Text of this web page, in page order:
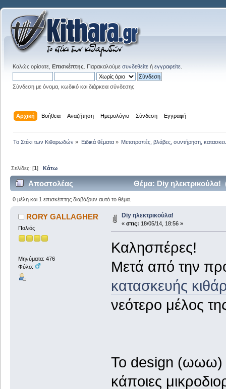
Καλώς ορίσατε, Επισκέπτης . Παρακαλούμε συνδεθείτε ή εγγραφείτε
Σύνδεση με όνομα, κωδικό και διάρκεια σύνδεσης
Αρχική Βοήθεια Αναζήτηση Ημερολόγιο Σύνδεση Εγγραφή
Το Στέκι των Κιθαρωδών » Ειδικά θέματα» Μετατροπές, βλάβες, συντήρηση,
Σελίδες: [1]Κάτω
Αποστολέας Θέμα: Diy
0 μέλη και 1 επισκέπτης διαβάζουν αυτό το θέμα.
RORY GALLAGHER
Παλιός
Μηνύματα: 476
Φύλο:
Diy ηλεκτρικούλα!
« στις: 18/05/14, 18:56 »
Καλησπέρες!
Μετά από την
κατασκευής
νεότερο μέλος
Το design (ωωω)
κάποιες